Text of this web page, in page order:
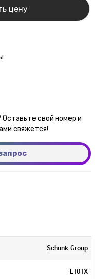
цену
свой номер и
свяжется!
Schunk Group
E101X